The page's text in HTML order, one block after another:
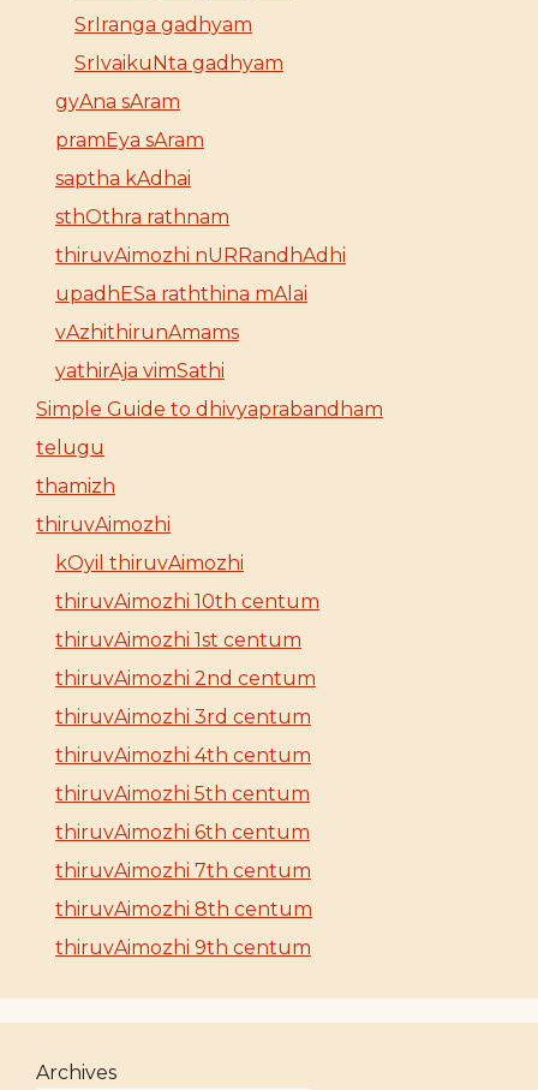
SrIranga gadhyam
SrIvaikuNta gadhyam
gyAna sAram
pramEya sAram
saptha kAdhai
sthOthra rathnam
thiruvAimozhi nURRandhAdhi
upadhESa raththina mAlai
vAzhithirunAmams
yathirAja vimSathi
Simple Guide to dhivyaprabandham
telugu
thamizh
thiruvAimozhi
kOyil thiruvAimozhi
thiruvAimozhi 10th centum
thiruvAimozhi 1st centum
thiruvAimozhi 2nd centum
thiruvAimozhi 3rd centum
thiruvAimozhi 4th centum
thiruvAimozhi 5th centum
thiruvAimozhi 6th centum
thiruvAimozhi 7th centum
thiruvAimozhi 8th centum
thiruvAimozhi 9th centum
Archives